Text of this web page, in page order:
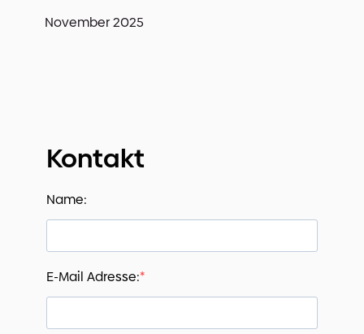
November 2025
Kontakt
Name:
E-Mail Adresse: